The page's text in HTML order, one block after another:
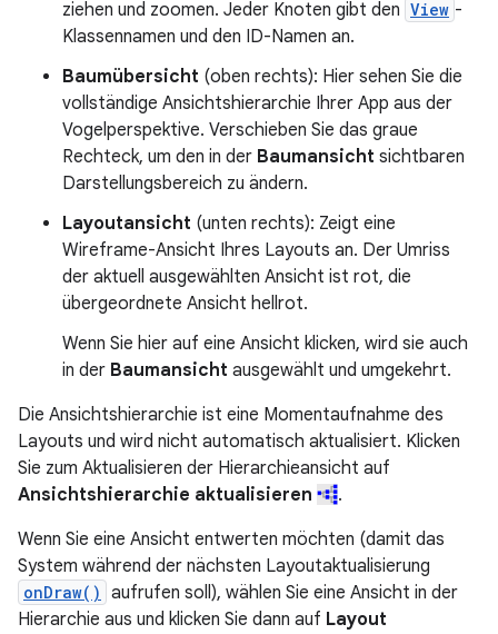
ziehen und zoomen. Jeder Knoten gibt den View -
Klassennamen und den ID-Namen an.
Baumübersicht (oben rechts): Hier sehen Sie die
vollständige Ansichtshierarchie Ihrer App aus der
Vogelperspektive. Verschieben Sie das graue
Rechteck, um den in der Baumansicht sichtbaren
Darstellungsbereich zu ändern.
Layoutansicht (unten rechts): Zeigt eine
Wireframe-Ansicht Ihres Layouts an. Der Umriss
der aktuell ausgewählten Ansicht ist rot, die
übergeordnete Ansicht hellrot.
Wenn Sie hier auf eine Ansicht klicken, wird sie auch
in der Baumansicht ausgewählt und umgekehrt.
Die Ansichtshierarchie ist eine Momentaufnahme des
Layouts und wird nicht automatisch aktualisiert. Klicken
Sie zum Aktualisieren der Hierarchieansicht auf
Ansichtshierarchie aktualisieren
.
Wenn Sie eine Ansicht entwerten möchten (damit das
System während der nächsten Layoutaktualisierung
onDraw() aufrufen soll), wählen Sie eine Ansicht in der
Hierarchie aus und klicken Sie dann auf Layout